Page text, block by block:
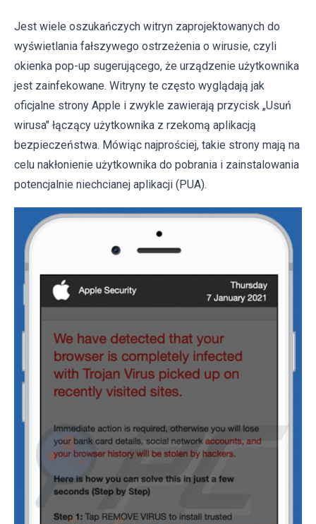
Jest wiele oszukańczych witryn zaprojektowanych do
wyświetlania fałszywego ostrzeżenia o wirusie, czyli
okienka pop-up sugerującego, że urządzenie użytkownika
jest zainfekowane. Witryny te często wyglądają jak
oficjalne strony Apple i zwykle zawierają przycisk „Usuń
wirusa" łączący użytkownika z rzekomą aplikacją
bezpieczeństwa. Mówiąc najprościej, takie strony mają na
celu nakłonienie użytkownika do pobrania i zainstalowania
potencjalnie niechcianej aplikacji (PUA).